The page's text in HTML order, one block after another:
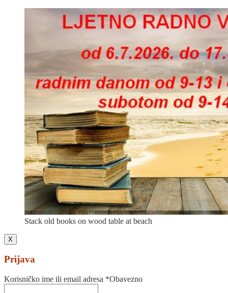
Stack old books on wood table at beach
X
Prijava
Korisničko ime ili email adresa *Obavezno